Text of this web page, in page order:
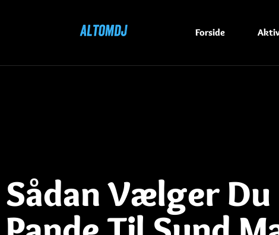
Forside
Sådan Vælger